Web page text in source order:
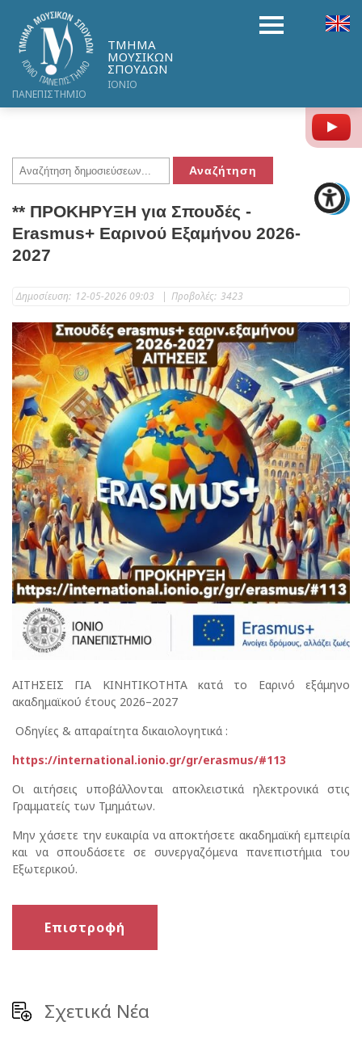
ΤΜΗΜΑ
ΜΟΥΣΙΚΩΝ
ΣΠΟΥΔΩΝ
ΙΟΝΙΟ
ΠΑΝΕΠΙΣΤΗΜΙΟ
** ΠΡΟΚΗΡΥΞΗ για Σπουδές -
Erasmus+ Εαρινού Εξαμήνου 2026-
2027
Δημοσίευση: 12-05-2026 09:03 | Προβολές: 3423
ΑΙΤΗΣΕΙΣ ΓΙΑ ΚΙΝΗΤΙΚΟΤΗΤΑ κατά το Εαρινό εξάμηνο
ακαδημαϊκού έτους 2026–2027
Οδηγίες & απαραίτητα δικαιολογητικά :
https://international.ionio.gr/gr/erasmus/#113
Οι αιτήσεις υποβάλλονται αποκλειστικά ηλεκτρονικά στις
Γραμματείς των Τμημάτων.
Μην χάσετε την ευκαιρία να αποκτήσετε ακαδημαϊκή εμπειρία
και να σπουδάσετε σε συνεργαζόμενα πανεπιστήμια του
Εξωτερικού.
Επιστροφή
Σχετικά Νέα